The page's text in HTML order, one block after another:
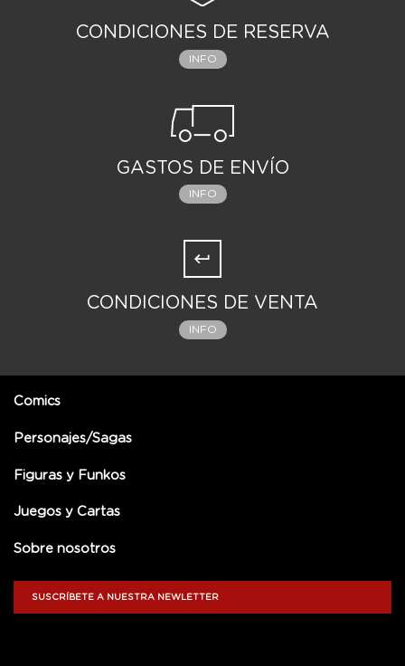
CONDICIONES DE RESERVA
INFO
GASTOS DE ENVÍO
INFO
CONDICIONES DE VENTA
INFO
Comics
Personajes/Sagas
Figuras y Funkos
Juegos y Cartas
Sobre nosotros
SUSCRÍBETE A NUESTRA NEWLETTER